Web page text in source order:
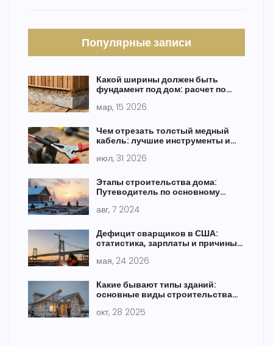
Популярные записи
Какой ширины должен быть
фундамент под дом: расчет по
мар, 15 2026
Чем отрезать толстый медный
кабель: лучшие инструменты и
июл, 31 2026
Этапы строительства дома:
Путеводитель по основному
авг, 7 2024
Дефицит сварщиков в США:
статистика, зарплаты и причины
мая, 24 2026
Какие бывают типы зданий:
основные виды строительства
окт, 28 2025